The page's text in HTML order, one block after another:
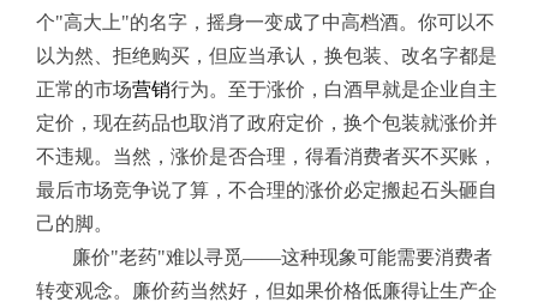
个"高大上"的名字，摇身一变成了中高档酒。你可以不
以为然、拒绝购买，但应当承认，换包装、改名字都是
正常的市场营销行为。至于涨价，白酒早就是企业自主
定价，现在药品也取消了政府定价，换个包装就涨价并
不违规。当然，涨价是否合理，得看消费者买不买账，
最后市场竞争说了算，不合理的涨价必定搬起石头砸自
己的脚。
廉价"老药"难以寻觅——这种现象可能需要消费者
转变观念。廉价药当然好，但如果价格低廉得让生产企